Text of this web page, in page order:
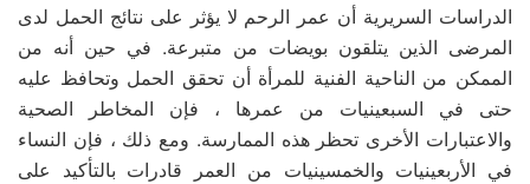
الدراسات السريرية أن عمر الرحم لا يؤثر على نتائج الحمل لدى
المرضى الذين يتلقون بويضات من متبرعة. في حين أنه من
الممكن من الناحية الفنية للمرأة أن تحقق الحمل وتحافظ عليه
حتى في السبعينيات من عمرها ، فإن المخاطر الصحية
والاعتبارات الأخرى تحظر هذه الممارسة. ومع ذلك ، فإن النساء
في الأربعينيات والخمسينيات من العمر قادرات بالتأكيد على